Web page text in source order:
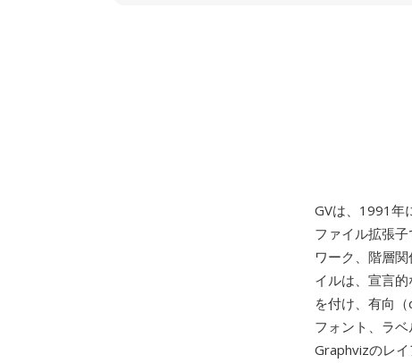
GVは、1991年
ファイル拡張
ワーク、階層
イルは、宣言
を付け、有向
フォント、ラ
Graphvizのレ